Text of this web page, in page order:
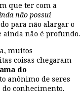
que ter com a
não possui
para não alargar o
não é profundo.
muitos
coisas chegaram
do
anônimo de seres
conhecimento.